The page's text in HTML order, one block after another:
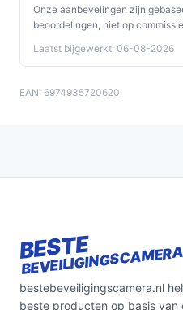
2.4GHz Wi‑Fi:de
netwerk; 5GHz-only
Bewegingsdetectie &
meldingen naar je
de app.
buitengebruik met
Inclusief
meegeleverd, wat
cloud; let op dat er
Onze aanbevelingen zijn
beoordelingen, niet op
Laatst bijgewerkt: 06-08-2026
EAN: 6974935720620
BESTE
bestebeveiligingscamera.nl
beste producten op basis